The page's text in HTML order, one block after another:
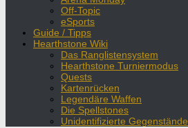
Off-Topic
eSports
Guide / Tipps
Hearthstone Wiki
Das Ranglistensystem
Hearthstone Turniermodus
Quests
Kartenrücken
Legendäre Waffen
Die Spellstones
Unidentifizierte Gegenstände